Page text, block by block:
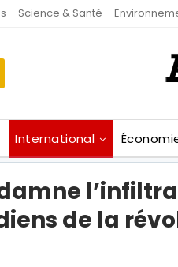
Science & Santé
International
de la